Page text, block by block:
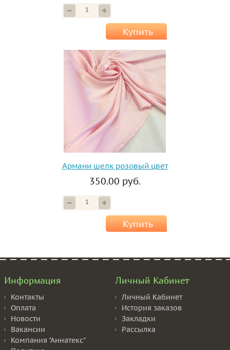
Купить
Армани шелк розовый цвет
350.00 руб.
Купить
Информация
Контакты
Оплата
Новости
Вакансии
Компания "Аннатекс"
Личный Кабинет
Личный Кабинет
История заказов
Закладки
Рассылка